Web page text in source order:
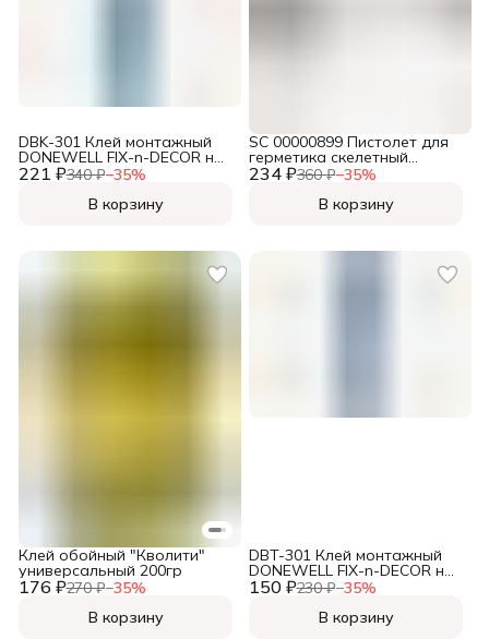
221 ₽340 ₽−35%
DBK-301 Клей монтажный
DONEWELL FIX-n-DECOR на
акриловой основе DBK-301,
В корзину
234 ₽360 ₽−35%
SC 00000899 Пистолет для
герметика скелетный
усиленный с
В корзину
176 ₽270 ₽−35%
Клей обойный "Кволити"
универсальный 200гр
В корзину
150 ₽230 ₽−35%
DBT-301 Клей монтажный
DONEWELL FIX-n-DECOR на
акриловой основе DBT-301,
В корзину